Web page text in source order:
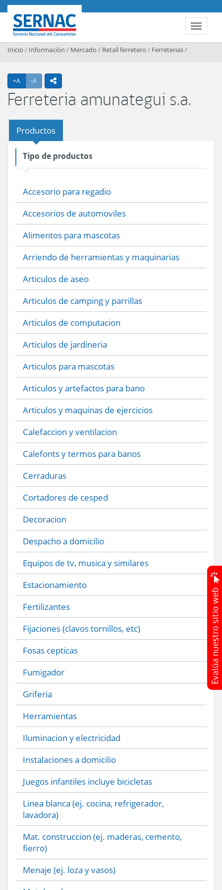
Contenido principal
Toggle
SERNAC
Inicio / Información / Mercado / Retail ferretero / Ferreterias/
+A Agrandar texto
-A Achicar textoicono compartir
Ferreteria amunategui s.a.
Productos
Tipo de productos
Accesorio para regadio
Accesorios de automoviles
Alimentos para mascotas
Arriendo de herramientas y maquinarias
Articulos de aseo
Articulos de camping y parrillas
Articulos de computacion
Articulos de jardineria
Articulos para mascotas
Articulos y artefactos para bano
Articulos y maquinas de ejercicios
Calefaccion y ventilacion
Calefonts y termos para banos
Cerraduras
Cortadores de cesped
Decoracion
Despacho a domicilio
Equipos de tv, musica y similares
Estacionamiento
Fertilizantes
Fijaciones (clavos tornillos, etc)
Fosas cepticas
Fumigador
Griferia
Herramientas
Iluminacion y electricidad
Instalaciones a domicilio
Juegos infantiles incluye bicicletas
Linea blanca (ej. cocina, refrigerador,
lavadora)
Mat. construccion (ej. maderas, cemento,
fierro)
Menaje (ej. loza y vasos)